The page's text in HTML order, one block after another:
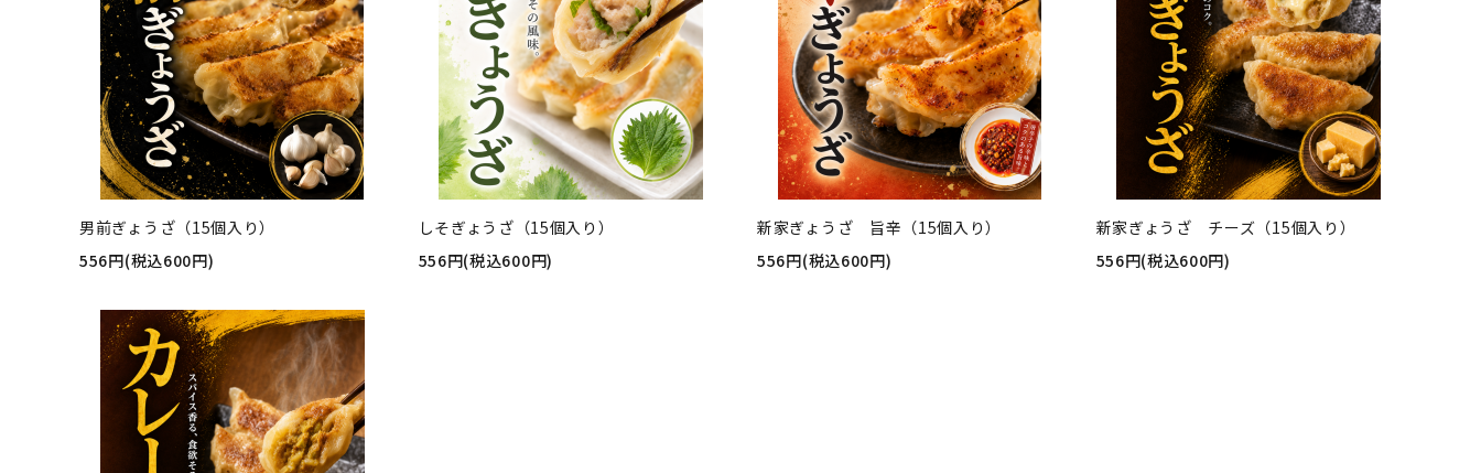
男前ぎょうざ（15個入り）
556円(税込600円)
しそぎょうざ（15個入り）
556円(税込600円)
新家ぎょうざ 旨辛（15個入り）
556円(税込600円)
新家ぎょうざ チーズ（15個入り）
556円(税込600円)